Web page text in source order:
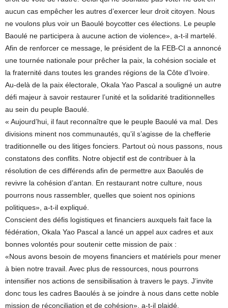
aucun cas empêcher les autres d’exercer leur droit citoyen. Nous
ne voulons plus voir un Baoulé boycotter ces élections. Le peuple
Baoulé ne participera à aucune action de violence», a-t-il martelé.
Afin de renforcer ce message, le président de la FEB-CI a annoncé
une tournée nationale pour prêcher la paix, la cohésion sociale et
la fraternité dans toutes les grandes régions de la Côte d’Ivoire.
Au-delà de la paix électorale, Okala Yao Pascal a souligné un autre
défi majeur à savoir restaurer l’unité et la solidarité traditionnelles
au sein du peuple Baoulé.
« Aujourd’hui, il faut reconnaître que le peuple Baoulé va mal. Des
divisions minent nos communautés, qu’il s’agisse de la chefferie
traditionnelle ou des litiges fonciers. Partout où nous passons, nous
constatons des conflits. Notre objectif est de contribuer à la
résolution de ces différends afin de permettre aux Baoulés de
revivre la cohésion d’antan. En restaurant notre culture, nous
pourrons nous rassembler, quelles que soient nos opinions
politiques», a-t-il expliqué.
Conscient des défis logistiques et financiers auxquels fait face la
fédération, Okala Yao Pascal a lancé un appel aux cadres et aux
bonnes volontés pour soutenir cette mission de paix :
«Nous avons besoin de moyens financiers et matériels pour mener
à bien notre travail. Avec plus de ressources, nous pourrons
intensifier nos actions de sensibilisation à travers le pays. J’invite
donc tous les cadres Baoulés à se joindre à nous dans cette noble
mission de réconciliation et de cohésion», a-t-il plaidé.